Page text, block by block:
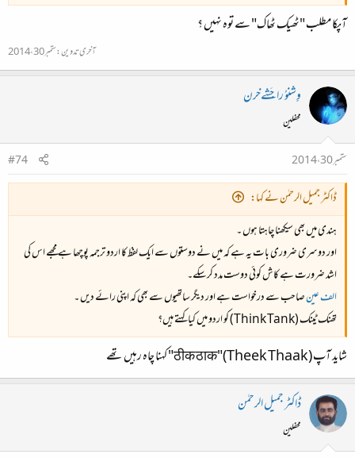
آپکا مطلب "ٹھیک ٹھاک" سے توہ نہیں ؟
آخری تدوین:ستمبر 30، 2014
وِِشنوُ راجَشےخرن
محفلین
ستمبر 30، 2014
#74
ڈاکٹر جمیل الرحمٰن نے کہا:
ہندی میں بھی سیکھنا چاہتا ہوں ۔
اور دوسری ضروری بات یہ ہے کہ میں نے دوستوں سے ایک لفظ کا اردو ترجمہ پوچھا ہے مجھے اس کی
اشد ضرورت ہے کاش کوئی دوست مدد کرسکے۔
الف عینصاحب سے درخواست ہے اور دیگر ساتھیوں سے بھی کہ اپنی رائے دیں ۔
تھنک ٹینک (Think Tank) کو اردو میں کیا کہتے ہیں؟
شاید آپ (ठीक ठाक"(Theek Thaak" کہنا چاہ رہیں تھے
ڈاکٹر جمیل الرحمٰن
محفلین